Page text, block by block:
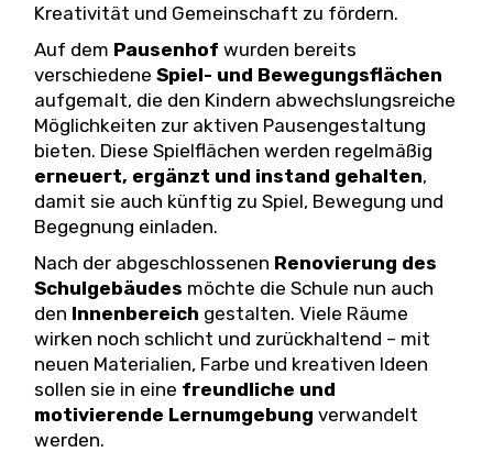
Kreativität und Gemeinschaft zu fördern.
Auf dem Pausenhof wurden bereits
verschiedeneSpiel- und Bewegungsflächen
aufgemalt, die den Kindern abwechslungsreiche
Möglichkeiten zur aktiven Pausengestaltung
bieten. Diese Spielflächen werden regelmäßig
erneuert, ergänzt und instand gehalten,
damit sie auch künftig zu Spiel, Bewegung und
Begegnung einladen.
Nach der abgeschlossenen Renovierung des
Schulgebäudes möchte die Schule nun auch
den Innenbereich gestalten. Viele Räume
wirken noch schlicht und zurückhaltend – mit
neuen Materialien, Farbe und kreativen Ideen
sollen sie in eine freundliche und
motivierende Lernumgebung verwandelt
werden.